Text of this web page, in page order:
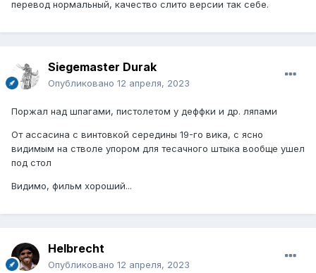
перевод нормальный, качество слито версии так себе.
Siegemaster Durak
Опубликовано 12 апреля, 2023
Поржал над шпагами, пистолетом у деффки и др. ляпами
От ассасина с винтовкой середины 19-го вика, с ясно
видимым на стволе упором для тесачного штыка вообще ушел
под стол
Видимо, фильм хороший...
Helbreсht
Опубликовано 12 апреля, 2023